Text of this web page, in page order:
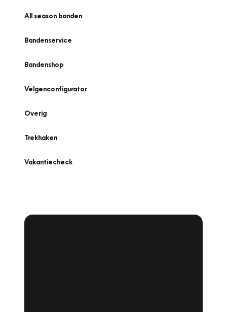
All season banden
Bandenservice
Bandenshop
Velgenconfigurator
Overig
Trekhaken
Vakantiecheck